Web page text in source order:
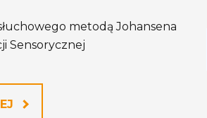
metodą Johansena
Sensorycznej